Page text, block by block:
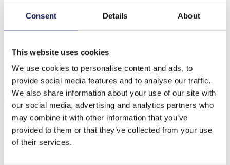
Consent Details About
This website uses cookies
We use cookies to personalise content and ads, to
provide social media features and to analyse our traffic.
We also share information about your use of our site with
our social media, advertising and analytics partners who
may combine it with other information that you’ve
provided to them or that they’ve collected from your use
of their services.
Productnaam: L-C6.2 BAG1122-001-1 PU-tas – franjes en
compacte…Meer
Anderen kochten ook